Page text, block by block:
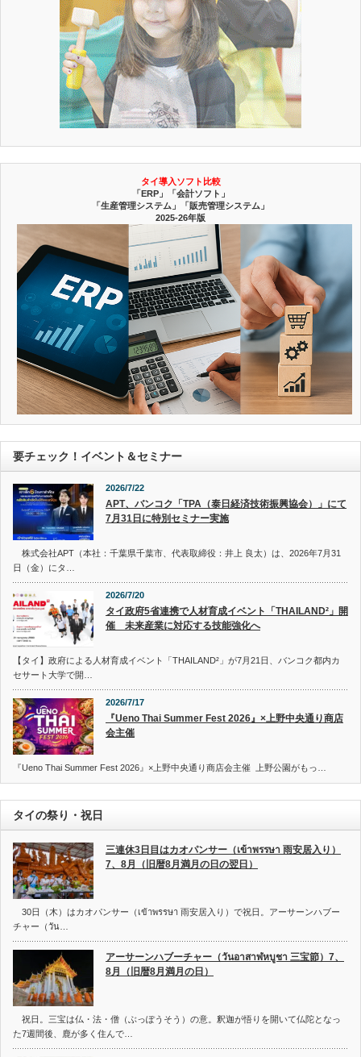
タイ導入ソフト比較
「ERP」「会計ソフト」
「生産管理システム」「販売管理システム」
2025-26年版
要チェック！イベント＆セミナー
2026/7/22
APT、バンコク「TPA（泰日経済技術振興協会）」にて
7月31日に特別セミナー実施
株式会社APT（本社：千葉県千葉市、代表取締役：井上 良太）は、2026年7月31
日（金）にタ…
2026/7/20
タイ政府5省連携で人材育成イベント「THAILAND²」開
催 未来産業に対応する技能強化へ
【タイ】政府による人材育成イベント「THAILAND²」が7月21日、バンコク都内カ
セサート大学で開…
2026/7/17
『Ueno Thai Summer Fest 2026』×上野中央通り商店
会主催
『Ueno Thai Summer Fest 2026』×上野中央通り商店会主催 上野公園がもっ…
タイの祭り・祝日
三連休3日目はカオパンサー（เข้าพรรษา 雨安居入り）
7、8月（旧暦8月満月の日の翌日）
30日（木）はカオパンサー（เข้าพรรษา 雨安居入り）で祝日。アーサーンハブー
チャー（วัน…
アーサーンハブーチャー（วันอาสาฬหบูชา 三宝節）7、
8月（旧暦8月満月の日）
祝日。三宝は仏・法・僧（ぶっぽうそう）の意。釈迦が悟りを開いて仏陀となっ
た7週間後、鹿が多く住んで…